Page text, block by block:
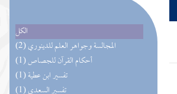
الكل
(2) المجالسة وجواهر العلم للدينوري
(1) أحكام القرآن للجصاص
(1) تفسير ابن عطية